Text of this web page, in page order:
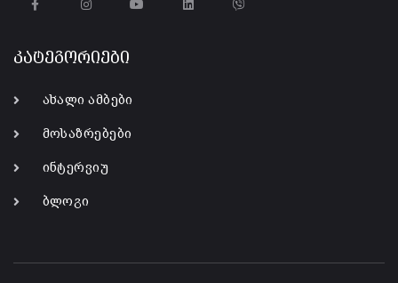
კატეგორიები
ახალი ამბები
მოსაზრებები
ინტერვიუ
ბლოგი